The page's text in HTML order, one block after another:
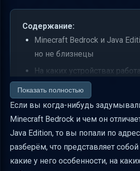
Содержание:
Minecraft Bedrock и Java
но не близнецы
На каких устройствах
Edition
Кроссплатформенная
Pocket Edition vs Java
разница?
Как подключиться к
Edition
Показать полностью
Если вы когда-нибудь
Minecraft Bedrock и чем он
Java Edition, то вы попали по
разберём, что представляет
какие у него особенности, на